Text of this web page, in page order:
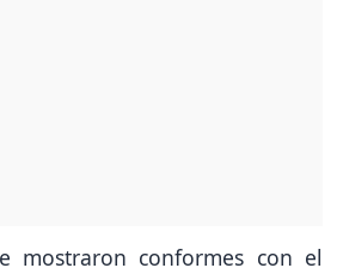
mostraron conformes con el